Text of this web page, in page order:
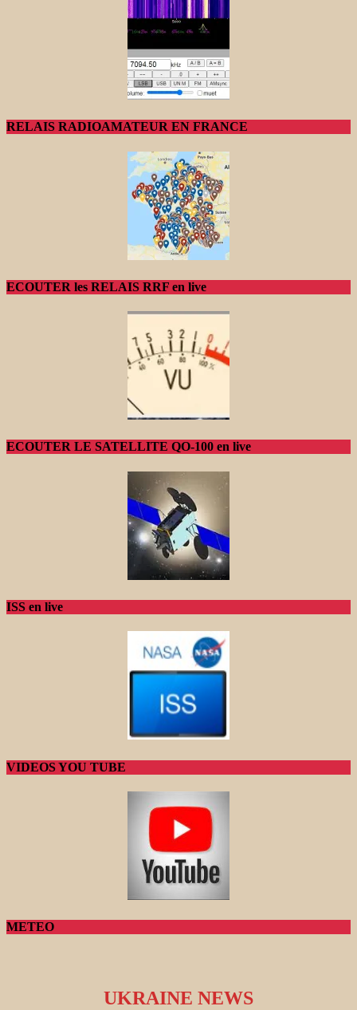
RELAIS RADIOAMATEUR EN FRANCE
ECOUTER les RELAIS RRF en live
ECOUTER LE SATELLITE QO-100 en live
ISS en live
VIDEOS YOU TUBE
METEO
UKRAINE NEWS